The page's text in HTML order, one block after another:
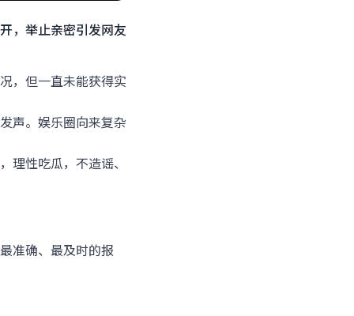
，举止亲密引发网友
，但一直未能获得实
声。娱乐圈向来复杂
理性吃瓜，不造谣、
准确、最及时的报